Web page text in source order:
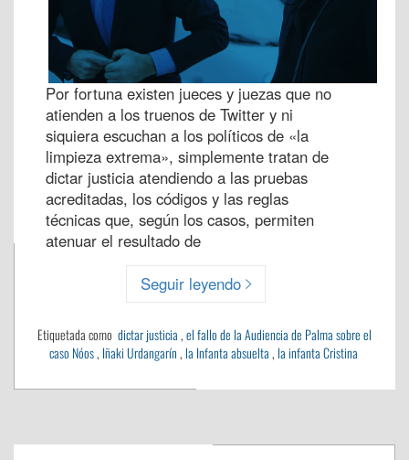
Por fortuna existen jueces y juezas que no
atienden a los truenos de Twitter y ni
siquiera escuchan a los políticos de «la
limpieza extrema», simplemente tratan de
dictar justicia atendiendo a las pruebas
acreditadas, los códigos y las reglas
técnicas que, según los casos, permiten
atenuar el resultado de
Seguir leyendo
Etiquetada como dictar justicia,el fallo de la Audiencia de Palma sobre el
caso Nóos, Iñaki Urdangarín, la Infanta absuelta, la infanta Cristina